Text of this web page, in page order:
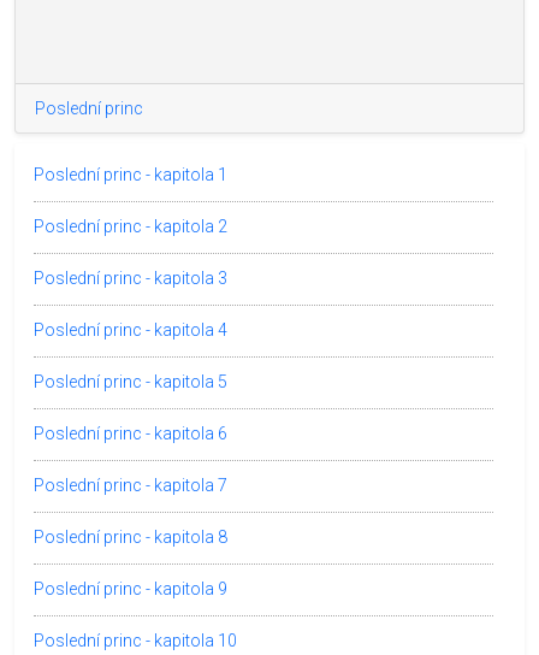
Poslední princ
Poslední princ - kapitola 1
Poslední princ - kapitola 2
Poslední princ - kapitola 3
Poslední princ - kapitola 4
Poslední princ - kapitola 5
Poslední princ - kapitola 6
Poslední princ - kapitola 7
Poslední princ - kapitola 8
Poslední princ - kapitola 9
Poslední princ - kapitola 10